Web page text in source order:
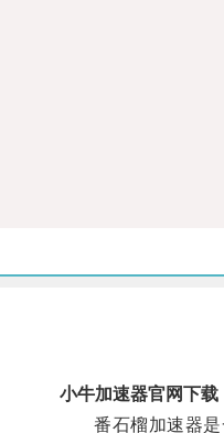
小牛加速器官网下载
番石榴加速器是一